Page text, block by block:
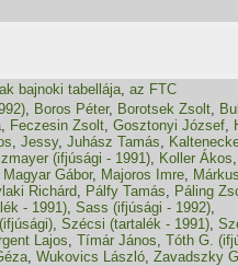
bajnoki tabellája, az FTC
, Boros Péter, Borotsek Zsolt,
, Feczesin Zsolt, Gosztonyi József,
, Jessy, Juhász Tamás,
(ifjúsági - 1991), Koller Ákos,
Magyar Gábor, Majoros Imre, Márkus
Richárd, Pálfy Tamás, Páling
- 1991), Sass (ifjúsági - 1992),
, Szécsi (tartalék - 1991),
Lajos, Tí­már János, Tóth G.
, Wukovics László, Zavadszky